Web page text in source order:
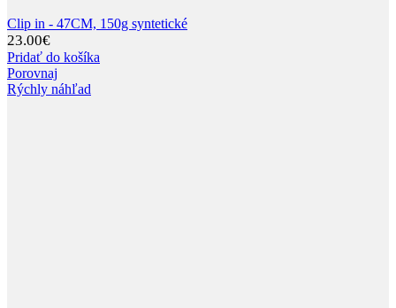
Clip in - 47CM, 150g syntetické
23.00€
Pridať do košíka
Porovnaj
Rýchly náhľad